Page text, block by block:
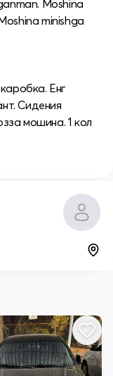
Moshina
minishga
Енг
Сидения
мошина. 1 кол